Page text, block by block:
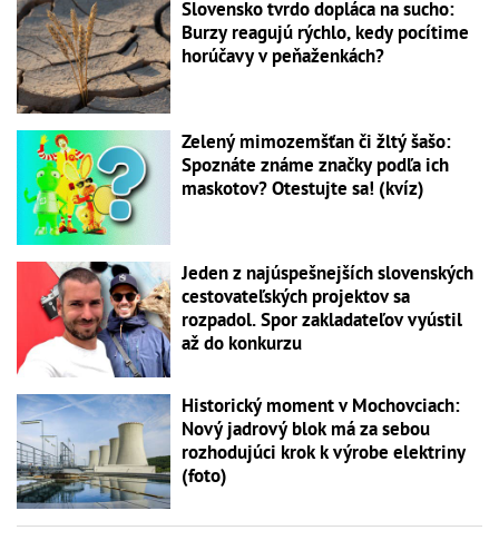
Slovensko tvrdo dopláca na sucho:
Burzy reagujú rýchlo, kedy pocítime
horúčavy v peňaženkách?
Zelený mimozemšťan či žltý šašo:
Spoznáte známe značky podľa ich
maskotov? Otestujte sa! (kvíz)
Jeden z najúspešnejších slovenských
cestovateľských projektov sa
rozpadol. Spor zakladateľov vyústil
až do konkurzu
Historický moment v Mochovciach:
Nový jadrový blok má za sebou
rozhodujúci krok k výrobe elektriny
(foto)